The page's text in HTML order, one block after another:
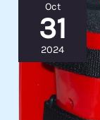
Oct
31
2024